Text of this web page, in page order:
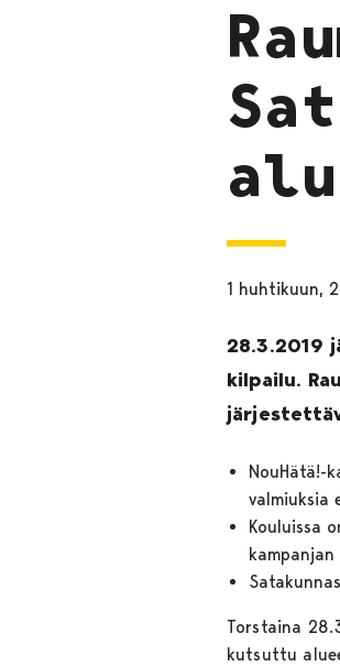
1 huhtikuun,
28.3.2019
kilpailu.
NouHätä!-
valmiuksia
Kouluissa
Torstaina
kutsuttu